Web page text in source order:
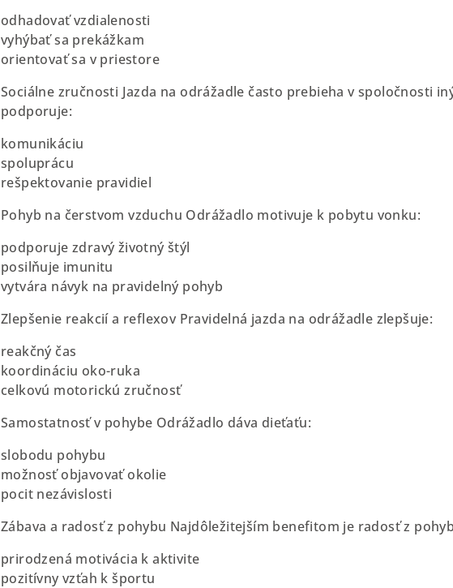
odhadovať vzdialenosti
vyhýbať sa prekážkam
orientovať sa v priestore
Sociálne zručnosti Jazda na odrážadle často prebieha v spoločnosti
podporuje:
komunikáciu
spoluprácu
rešpektovanie pravidiel
Pohyb na čerstvom vzduchu Odrážadlo motivuje k pobytu vonku:
podporuje zdravý životný štýl
posilňuje imunitu
vytvára návyk na pravidelný pohyb
Zlepšenie reakcií a reflexov Pravidelná jazda na odrážadle zlepšuje:
reakčný čas
koordináciu oko-ruka
celkovú motorickú zručnosť
Samostatnosť v pohybe Odrážadlo dáva dieťaťu:
slobodu pohybu
možnosť objavovať okolie
pocit nezávislosti
Zábava a radosť z pohybu Najdôležitejším benefitom je radosť z
prirodzená motivácia k aktivite
pozitívny vzťah k športu